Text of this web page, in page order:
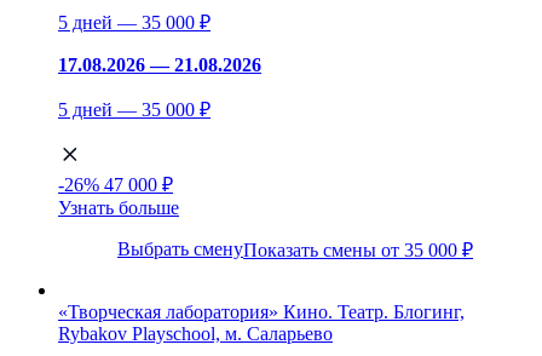
5 дней — 35 000 ₽
17.08.2026 — 21.08.2026
5 дней — 35 000 ₽
-26% 47 000 ₽
Узнать больше
Выбрать сменуПоказать смены от 35 000 ₽
«Творческая лаборатория» Кино. Театр. Блогинг,
Rybakov Playschool, м. Саларьево